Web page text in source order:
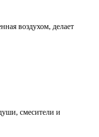
воздухом, делает
смесители и